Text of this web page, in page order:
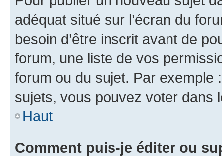
adéquat situé sur l’écran du
besoin d’être inscrit avant de
forum, une liste de vos
forum ou du sujet. Par exemple
sujets, vous pouvez voter dans
Haut
Comment puis-je éditer ou